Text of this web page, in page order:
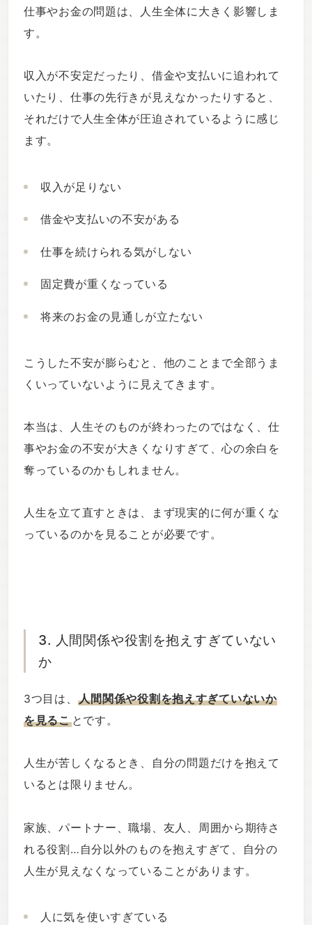
仕事やお金の問題は、人生全体に大きく影響しま
す。
収入が不安定だったり、借金や支払いに追われて
いたり、仕事の先行きが見えなかったりすると、
それだけで人生全体が圧迫されているように感じ
ます。
収入が足りない
借金や支払いの不安がある
仕事を続けられる気がしない
固定費が重くなっている
将来のお金の見通しが立たない
こうした不安が膨らむと、他のことまで全部うま
くいっていないように見えてきます。
本当は、人生そのものが終わったのではなく、仕
事やお金の不安が大きくなりすぎて、心の余白を
奪っているのかもしれません。
人生を立て直すときは、まず現実的に何が重くな
っているのかを見ることが必要です。
3. 人間関係や役割を抱えすぎていない
か
3つ目は、 人間関係や役割を抱えすぎていないか
を見ることです。
人生が苦しくなるとき、自分の問題だけを抱えて
いるとは限りません。
家族、パートナー、職場、友人、周囲から期待さ
れる役割…自分以外のものを抱えすぎて、自分の
人生が見えなくなっていることがあります。
人に気を使いすぎている